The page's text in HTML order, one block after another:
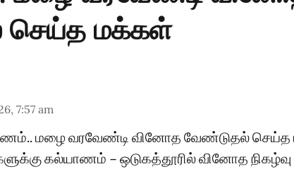
செய்த மக்கள்
7:57 am
மழை வரவேண்டி வினோத வேண்டுதல்
கல்யாணம் – ஒடுகத்தூரில் வினோத